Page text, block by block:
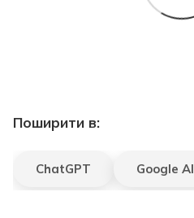
Поширити в:
ChatGPT Google AI